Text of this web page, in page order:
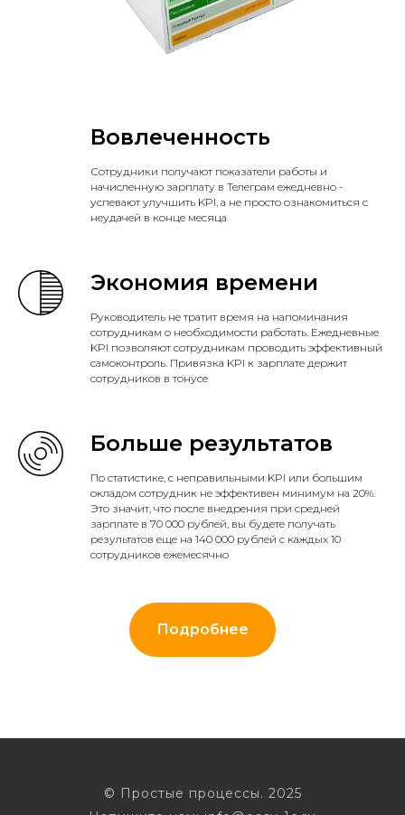
Вовлеченность
Сотрудники получают показатели работы и
начисленную зарплату в Телеграм ежедневно -
успевают улучшить KPI, а не просто ознакомиться с
неудачей в конце месяца
Экономия времени
Руководитель не тратит время на напоминания
сотрудникам о необходимости работать. Ежедневные
KPI позволяют сотрудникам проводить эффективный
самоконтроль. Привязка KPI к зарплате держит
сотрудников в тонусе
Больше результатов
По статистике, с неправильными KPI или большим
окладом сотрудник не эффективен минимум на 20%.
Это значит, что после внедрения при средней
зарплате в 70 000 рублей, вы будете получать
результатов еще на 140 000 рублей с каждых 10
сотрудников ежемесячно
Подробнее
© Простые процессы. 2025